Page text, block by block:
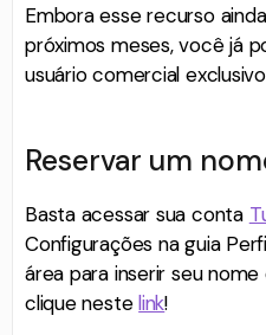
Embora esse recurso
próximos meses, você já
usuário comercial
Reservar um
Basta acessar sua conta
Configurações na guia
área para inserir seu
clique nestelink!